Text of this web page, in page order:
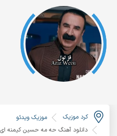
کرد موزیک
موزیک ویدئو
دانلود آهنگ حه مه حسین کیمنه